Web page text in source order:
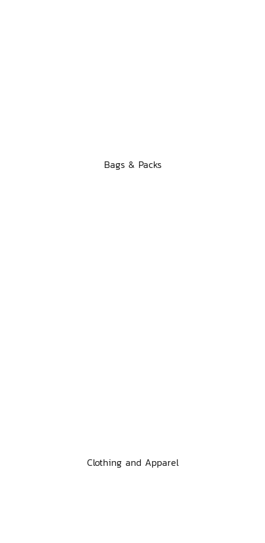
Bags & Packs
Clothing and Apparel